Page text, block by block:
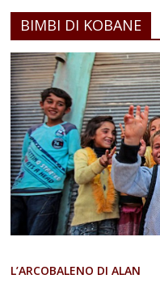
BIMBI DI KOBANE
L’ARCOBALENO DI ALAN